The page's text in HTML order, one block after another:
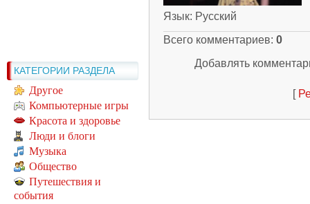
КАТЕГОРИИ РАЗДЕЛА
Другое
Компьютерные игры
Красота и здоровье
Люди и блоги
Музыка
Общество
Путешествия и
события
Язык: Русский
Всего комментариев: 0
Добавлять
[